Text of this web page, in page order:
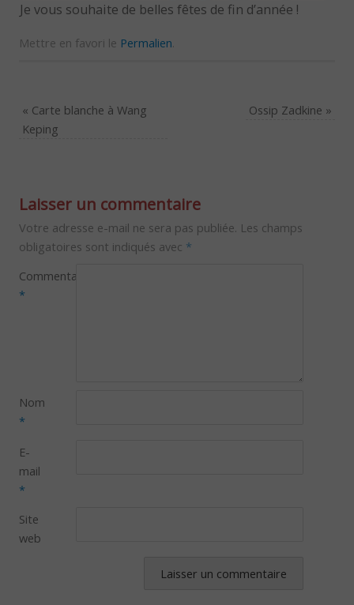
Je vous souhaite de belles fêtes de fin d’année !
Mettre en favori le Permalien.
« Carte blanche à Wang
Keping
Ossip Zadkine »
Laisser un commentaire
Votre adresse e-mail ne sera pas publiée. Les champs
obligatoires sont indiqués avec *
Commentaire
*
Nom
*
E-
mail
*
Site
web